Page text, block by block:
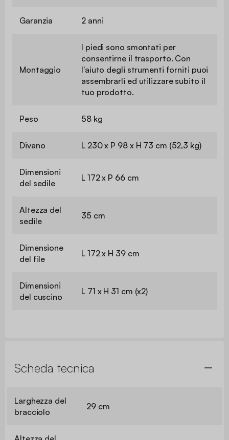
Garanzia 2 anni
Montaggio
I piedi sono smontati per
consentirne il trasporto. Con
l'aiuto degli strumenti forniti puoi
assembrarli ed utilizzare subito il
tuo prodotto.
Peso 58 kg
Divano L 230 x P 98 x H 73 cm (52,3 kg)
Dimensioni
del sedile
L 172 x P 66 cm
Altezza del
sedile
35 cm
Dimensione
del file
L 172 x H 39 cm
Dimensioni
del cuscino
L 71 x H 31 cm (x2)
Scheda tecnica
Larghezza del
bracciolo
29 cm